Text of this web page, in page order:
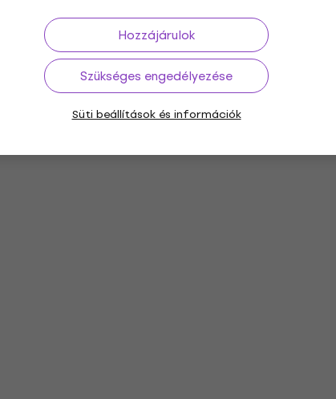
Hozzájárulok
Szükséges engedélyezése
Süti beállítások és információk